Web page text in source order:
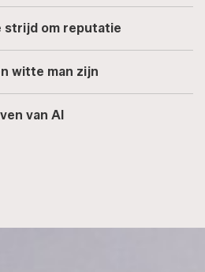
strijd om reputatie
witte man zijn
van AI